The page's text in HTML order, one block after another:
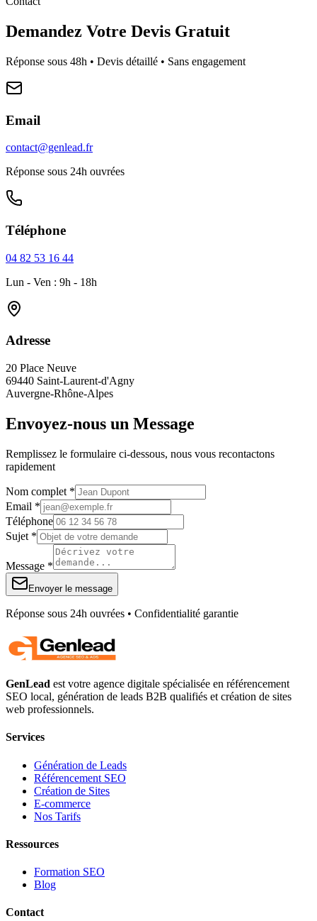
Demandez Votre Devis Gratuit
Réponse sous 48h • Devis détaillé • Sans engagement
Email
contact@genlead.fr
Réponse sous 24h ouvrées
Téléphone
04 82 53 16 44
Lun - Ven : 9h - 18h
Adresse
20 Place Neuve
69440 Saint-Laurent-d'Agny
Auvergne-Rhône-Alpes
Envoyez-nous un Message
Remplissez le formulaire ci-dessous, nous vous recontactons
rapidement
Nom complet *
Email *
Téléphone
Sujet *
Message *
Envoyer le message
Réponse sous 24h ouvrées • Confidentialité garantie
GenLead est votre agence digitale spécialisée en référencement
SEO local, génération de leads B2B qualifiés et création de sites
web professionnels.
Services
Génération de Leads
Référencement SEO
Création de Sites
E-commerce
Nos Tarifs
Ressources
Formation SEO
Blog
Contact